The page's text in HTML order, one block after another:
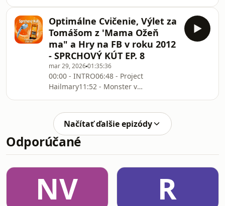
rozprávky a štúdiu
rande30:34 - Katka je vyrovnana a
Ema je pick-me35:38 - Jovi, Katka,
Lajky, Views38:08 - Vtipné ženy52:38-
Reality showky56:58 - Katka Pick-me a
obleubeni creatori01:00:38 - KAROL
DISASTER RUN01:06:55 - THIS OR
THAT01:11:07 - Kupačka01:23:13 -
Katka a Jovi začiatky01:30:05 - Č
Optimálne Cvičenie, Výlet za
Tomášom z 'Mama Ožeň
ma" a Hry na FB v roku 2012
- SPRCHOVÝ KÚT EP. 8
mar 29, 202601:35:36
00:00 - INTRO06:48 - Project
Hailmary11:52 - Monster v
Mama Ožeň ma a Tomáš34:40 -
Refresher: Otvor som dole +
Menucko41:43 - 2012 Skype a
Facebook47:41 - Omegle 53:52 -
hádka P a K + benchpress01:11:34 -
Streaming na Kick-u01:25:45 -
Speedrun topicov
Načítať ďalšie epizódy
Odporúčané
NV R